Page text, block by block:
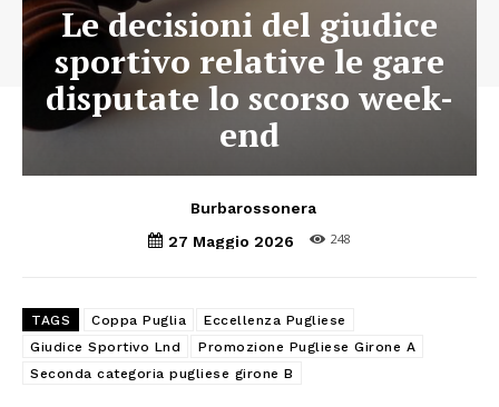
Le decisioni del giudice
sportivo relative le gare
disputate lo scorso week-
end
Burbarossonera
27 Maggio 2026
248
TAGS Coppa Puglia
Eccellenza Pugliese
Giudice Sportivo Lnd
Promozione Pugliese Girone A
Seconda categoria pugliese girone B